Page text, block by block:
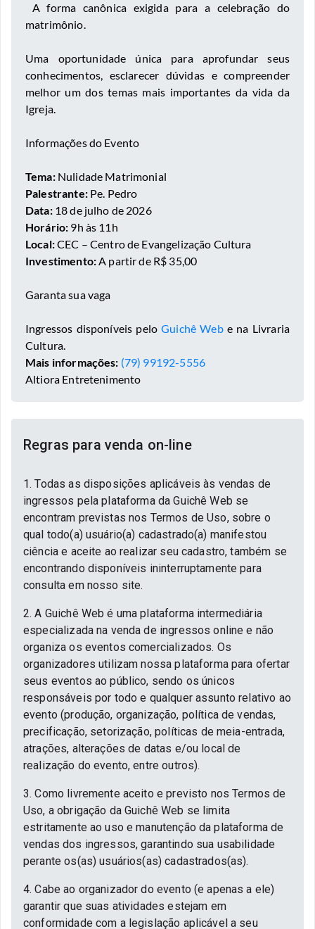
A forma canônica exigida para a celebração do
matrimônio.
Uma oportunidade única para aprofundar seus
conhecimentos, esclarecer dúvidas e compreender
melhor um dos temas mais importantes da vida da
Igreja.
Informações do Evento
Tema: Nulidade Matrimonial
Palestrante: Pe. Pedro
Data: 18 de julho de 2026
Horário: 9h às 11h
Local:CEC – Centro de Evangelização Cultura
Investimento:A partir de R$ 35,00
Garanta sua vaga
Ingressos disponíveis peloGuichê Webe na Livraria
Cultura.
Mais informações: (79) 99192-5556
Altiora Entretenimento
Regras para venda on-line
1. Todas as disposições aplicáveis às vendas de
ingressos pela plataforma da Guichê Web se
encontram previstas nos Termos de Uso, sobre o
qual todo(a) usuário(a) cadastrado(a) manifestou
ciência e aceite ao realizar seu cadastro, também se
encontrando disponíveis ininterruptamente para
consulta em nosso site.
2. A Guichê Web é uma plataforma intermediária
especializada na venda de ingressos online e não
organiza os eventos comercializados. Os
organizadores utilizam nossa plataforma para ofertar
seus eventos ao público, sendo os únicos
responsáveis por todo e qualquer assunto relativo ao
evento (produção, organização, política de vendas,
precificação, setorização, políticas de meia-entrada,
atrações, alterações de datas e/ou local de
realização do evento, entre outros).
3. Como livremente aceito e previsto nos Termos de
Uso, a obrigação da Guichê Web se limita
estritamente ao uso e manutenção da plataforma de
vendas dos ingressos, garantindo sua usabilidade
perante os(as) usuários(as) cadastrados(as).
4. Cabe ao organizador do evento (e apenas a ele)
garantir que suas atividades estejam em
conformidade com a legislação aplicável a seu